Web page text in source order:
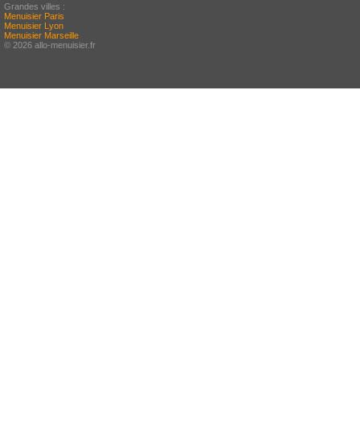
Grandes villes :
Menuisier Paris
Menuisier Lyon
Menuisier Marseille
© 2026 allo-menuisier.fr